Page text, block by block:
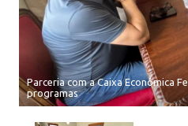
Parceria com a Caixa Econômica
programas